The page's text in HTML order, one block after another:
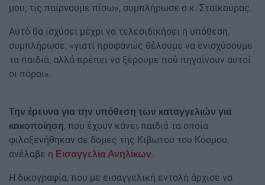
μου, τις παίρνουμε πίσω», συμπλήρωσε ο κ. Σταϊκούρας.
Αυτό θα ισχύσει μέχρι να τελεσιδικήσει η υπόθεση,
συμπλήρωσε, «γιατί προφανώς θέλουμε να ενισχύσουμε
τα παιδιά, αλλά πρέπει να ξέρουμε πού πηγαίνουν αυτοί
οι πόροι».
Την έρευνα για την υπόθεση των καταγγελιών για
κακοποίηση, που έχουν κάνει παιδιά τα οποία
φιλοξενήθηκαν σε δομές της Κιβωτού του Κόσμου,
ανέλαβε η Εισαγγελία Ανηλίκων.
Η δικογραφία, που με εισαγγελική εντολή άρχισε να